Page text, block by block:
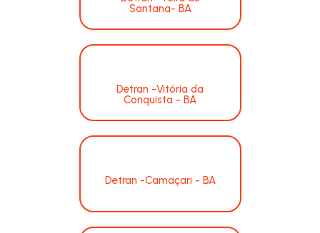
Santana- BA
Detran -Vitória da
Conquista - BA
Detran -Camaçari - BA